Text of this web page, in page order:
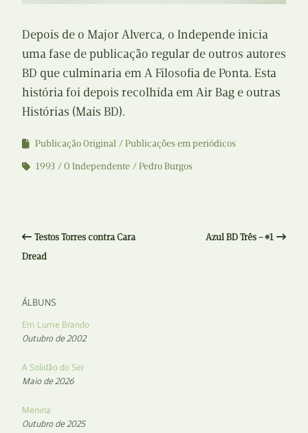
Depois de o Major Alverca, o Independe inicia
uma fase de publicação regular de outros autores
BD que culminaria em A Filosofia de Ponta. Esta
história foi depois recolhida em Air Bag e outras
Histórias (Mais BD).
Publicação Original
Publicações em periódicos
1993
O Independente Pedro Burgos
Testos Torres contra Cara
Dread
Azul BD Três – #1
ÁLBUNS
Em Lume Brando
Outubro de 2002
A Solidão do Ser
Maio de 2026
Menina
Outubro de 2025